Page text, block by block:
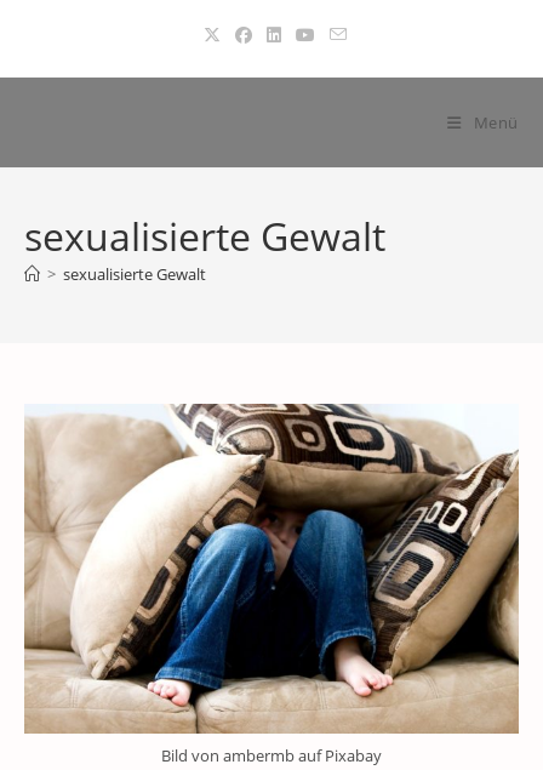
springen
Menü
sexualisierte Gewalt
> sexualisierte Gewalt
Bild von ambermb auf Pixabay